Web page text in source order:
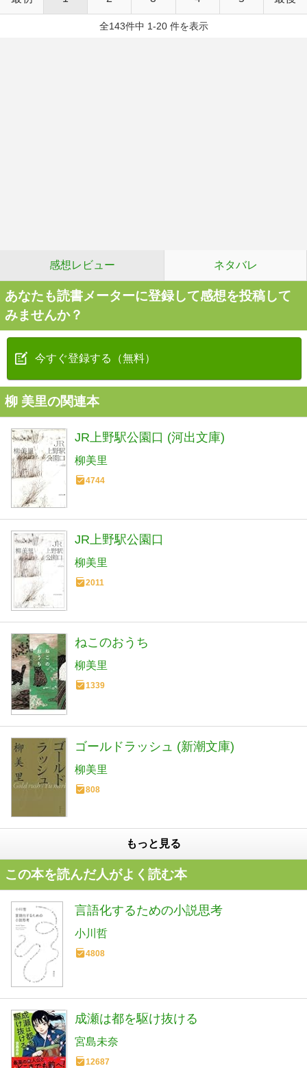
全143件中 1-20 件を表示
感想レビュー ネタバレ
あなたも読書メーターに登録して感想を投稿して
みませんか？
今すぐ登録する（無料）
柳 美里の関連本
JR上野駅公園口 (河出文庫)
柳美里
4744
JR上野駅公園口
柳美里
2011
ねこのおうち
柳美里
1339
ゴールドラッシュ (新潮文庫)
柳美里
808
もっと見る
この本を読んだ人がよく読む本
言語化するための小説思考
小川哲
4808
成瀬は都を駆け抜ける
宮島未奈
12687